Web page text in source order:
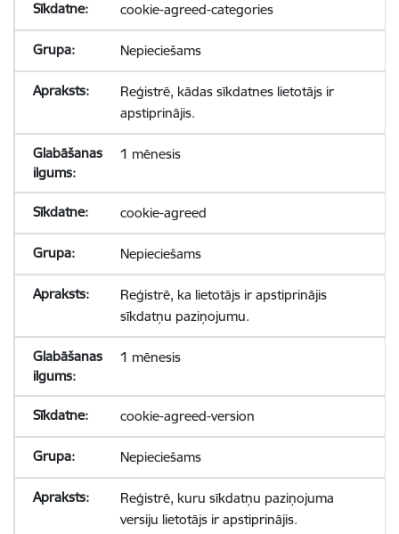
cookie-agreed-categories
Nepieciešams
Reģistrē, kādas sīkdatnes lietotājs ir
apstiprinājis.
1 mēnesis
cookie-agreed
Nepieciešams
Reģistrē, ka lietotājs ir apstiprinājis
sīkdatņu paziņojumu.
1 mēnesis
cookie-agreed-version
Nepieciešams
Reģistrē, kuru sīkdatņu paziņojuma
versiju lietotājs ir apstiprinājis.